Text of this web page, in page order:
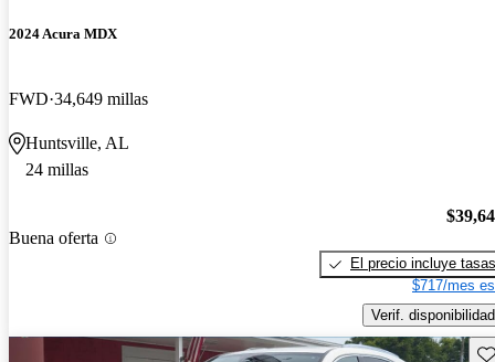
2024 Acura MDX
FWD 34,649 millas
Huntsville, AL
24 millas
Buena oferta
El precio incluye tasas
$717/mes
Verif. disponibilidad